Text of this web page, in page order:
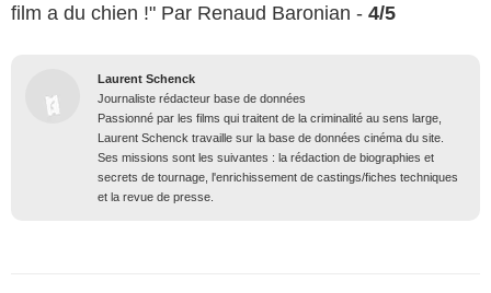
film a du chien !" Par Renaud Baronian - 4/5
Laurent Schenck
Journaliste rédacteur base de données
Passionné par les films qui traitent de la criminalité au sens large,
Laurent Schenck travaille sur la base de données cinéma du site.
Ses missions sont les suivantes : la rédaction de biographies et
secrets de tournage, l'enrichissement de castings/fiches techniques
et la revue de presse.